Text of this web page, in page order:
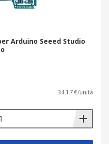
Arduino Seeed Studio
34,17 €/unità